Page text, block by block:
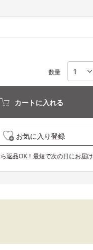
数量
カートに入れる
お気に入り登録
返品OK！最短で次の日にお届け